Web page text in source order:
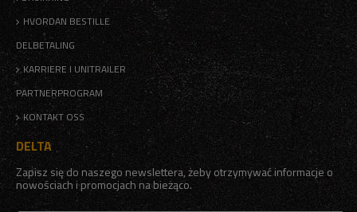
HVORDAN BESTILLE
DELBETALING
KARRIERE I UNITRAILER
PARTNERPROGRAM
KONTAKT OSS
DELTA
Zapisz się do naszego newslettera, żeby otrzymywać informacje o
nowościach i promocjach na bieżąco.